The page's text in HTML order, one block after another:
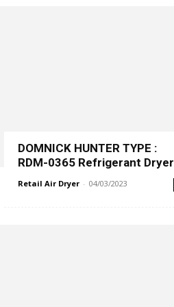
DOMNICK HUNTER TYPE :
RDM-0365 Refrigerant Dryer
Retail Air Dryer - 04/03/2023